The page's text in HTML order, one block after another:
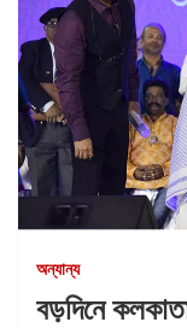
অন্যান্য
বড়দিনে